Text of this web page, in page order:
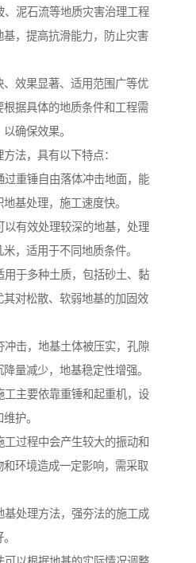
、泥石流等地质灾害治理工程
，提高抗滑能力，防止灾害
效果显著、适用范围广等优
据具体的地质条件和工程需
确保效果。
法，具有以下特点：
过重锤自由落体冲击地面，能
基处理，施工速度快。
以有效处理较深的地基，处理
，适用于不同地质条件。
用于多种土质，包括砂土、黏
对松散、软弱地基的加固效
冲击，地基土体被压实，孔隙
量减少，地基稳定性增强。
工主要依靠重锤和起重机，设
护。
过程中会产生较大的振动和
环境造成一定影响，需采取
基处理方法，强夯法的施工成